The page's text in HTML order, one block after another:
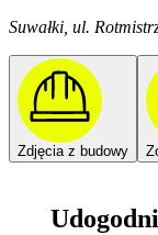
Suwałki, ul.
Zdjęcia z budowy